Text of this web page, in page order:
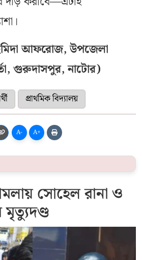
আফরোজ, উপজেলা
গুরুদাসপুর, নাটোর)
প্রাথমিক বিদ্যালয়
A- A+
সোহেল রানা ও
মৃত্যুদণ্ড